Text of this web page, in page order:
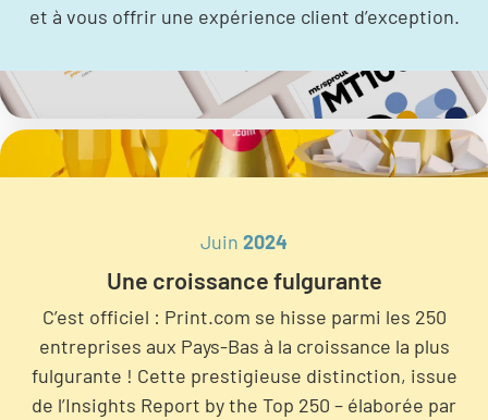
et à vous offrir une expérience client d’exception.
Juin 2024
Une croissance fulgurante
C’est officiel : Print.com se hisse parmi les 250
entreprises aux Pays-Bas à la croissance la plus
fulgurante ! Cette prestigieuse distinction, issue
de l’Insights Report by the Top 250 – élaborée par